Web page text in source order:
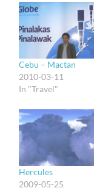
Cebu – Mactan
2010-03-11
In "Travel"
Hercules
2009-05-25